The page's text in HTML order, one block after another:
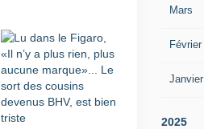
Mars
Février
Janvier
2025